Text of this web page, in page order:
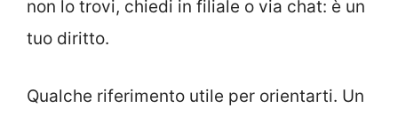
non lo trovi, chiedi in filiale o via chat: è un
tuo diritto.
Qualche riferimento utile per orientarti. Un